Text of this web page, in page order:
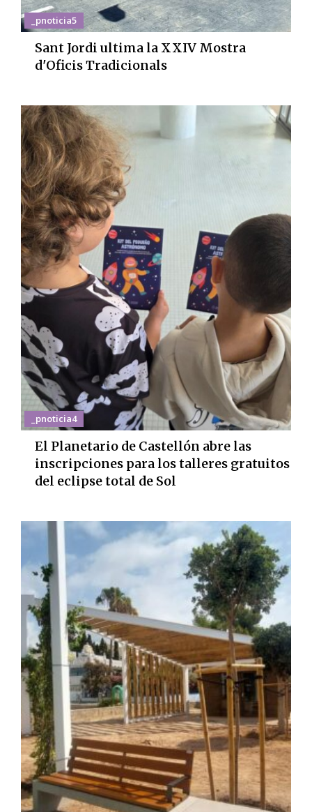
_pnoticia5
Sant Jordi ultima la XXIV Mostra
d'Oficis Tradicionals
_pnoticia4
El Planetario de Castellón abre las
inscripciones para los talleres gratuitos
del eclipse total de Sol